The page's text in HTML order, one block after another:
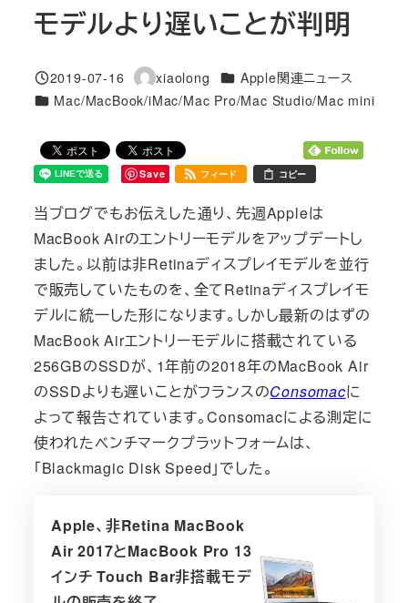
モデルより遅いことが判明
投稿日
2019-07-16
著
者
xiaolong カテゴリー
Apple関連ニュース
カテゴリー
Mac/MacBook/iMac/Mac Pro/Mac Studio/Mac mini
Save フィード コピー
当ブログでもお伝えした通り、先週Appleは
MacBook Airのエントリーモデルをアップデートし
ました。以前は非Retinaディスプレイモデルを並行
で販売していたものを、全てRetinaディスプレイモ
デルに統一した形になります。しかし最新のはずの
MacBook Airエントリーモデルに搭載されている
256GBのSSDが、1年前の2018年のMacBook Air
のSSDよりも遅いことがフランスのConsomacに
よって報告されています。Consomacによる測定に
使われたベンチマークプラットフォームは、
「Blackmagic Disk Speed」でした。
Apple、非Retina MacBook
Air 2017とMacBook Pro 13
インチ Touch Bar非搭載モデ